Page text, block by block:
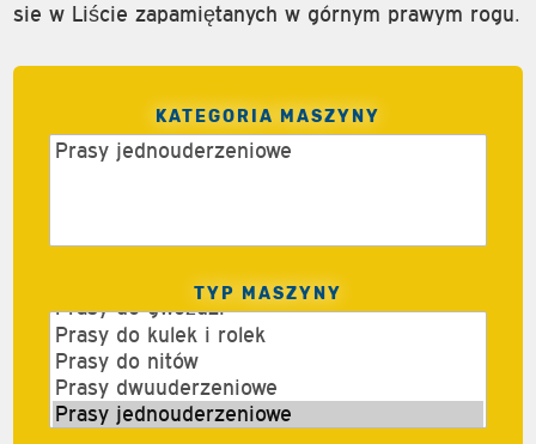
sie w Liście zapamiętanych w górnym prawym rogu.
KATEGORIA MASZYNY
TYP MASZYNY